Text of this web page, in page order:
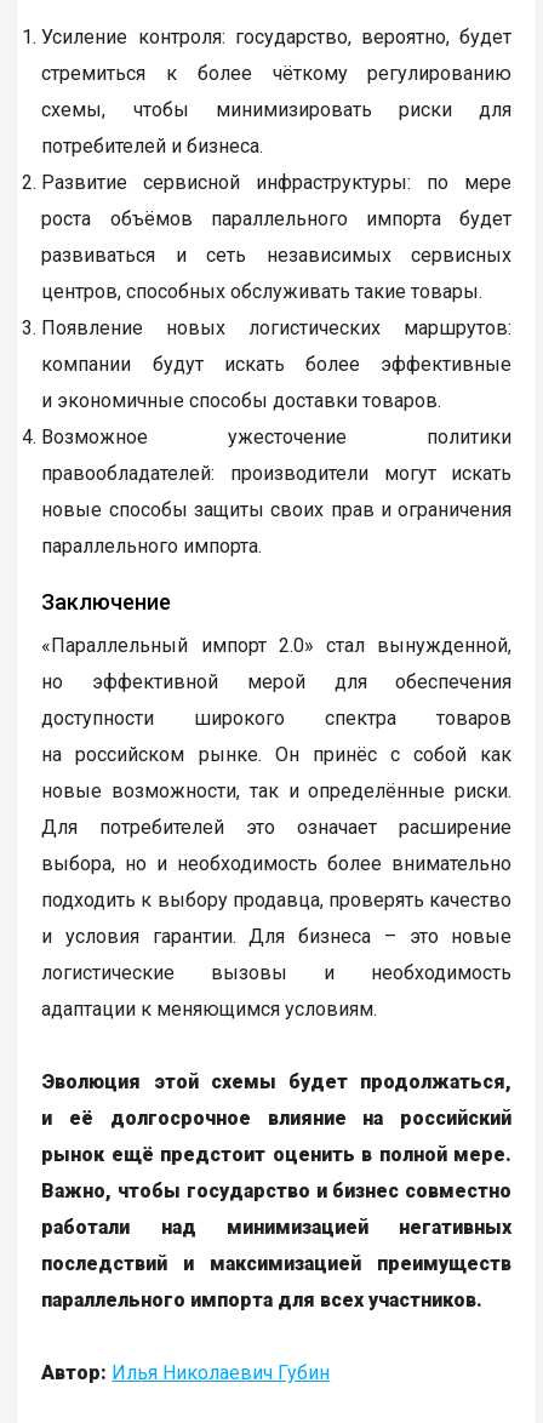
Усиление контроля: государство, вероятно, будет
стремиться к более чёткому регулированию
схемы, чтобы минимизировать риски для
потребителей и бизнеса.
Развитие сервисной инфраструктуры: по мере
роста объёмов параллельного импорта будет
развиваться и сеть независимых сервисных
центров, способных обслуживать такие товары.
Появление новых логистических маршрутов:
компании будут искать более эффективные
и экономичные способы доставки товаров.
Возможное ужесточение политики
правообладателей: производители могут искать
новые способы защиты своих прав и ограничения
параллельного импорта.
Заключение
«Параллельный импорт 2.0» стал вынужденной,
но эффективной мерой для обеспечения
доступности широкого спектра товаров
на российском рынке. Он принёс с собой как
новые возможности, так и определённые риски.
Для потребителей это означает расширение
выбора, но и необходимость более внимательно
подходить к выбору продавца, проверять качество
и условия гарантии. Для бизнеса – это новые
логистические вызовы и необходимость
адаптации к меняющимся условиям.
Эволюция этой схемы будет продолжаться,
и её долгосрочное влияние на российский
рынок ещё предстоит оценить в полной мере.
Важно, чтобы государство и бизнес совместно
работали над минимизацией негативных
последствий и максимизацией преимуществ
параллельного импорта для всех участников.
Автор: Илья Николаевич Губин